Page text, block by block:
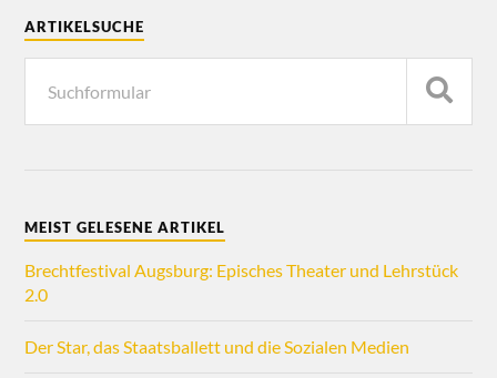
ARTIKELSUCHE
MEIST GELESENE ARTIKEL
Brechtfestival Augsburg: Episches Theater und Lehrstück
2.0
Der Star, das Staatsballett und die Sozialen Medien